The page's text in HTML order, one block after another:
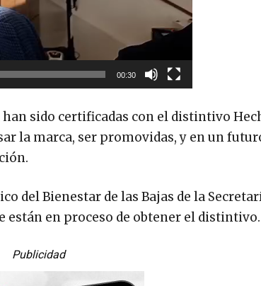
00:30
sido certificadas con el distintivo
la marca, ser promovidas, y en un
del Bienestar de las Bajas de la
están en proceso de obtener el distintivo.
Publicidad